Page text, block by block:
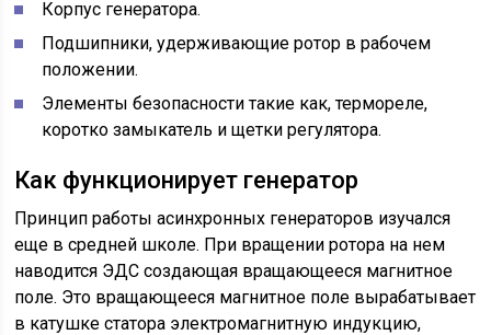
Корпус генератора.
Подшипники, удерживающие ротор в рабочем
положении.
Элементы безопасности такие как, термореле,
коротко замыкатель и щетки регулятора.
Как функционирует генератор
Принцип работы асинхронных генераторов изучался
еще в средней школе. При вращении ротора на нем
наводится ЭДС создающая вращающееся магнитное
поле. Это вращающееся магнитное поле вырабатывает
в катушке статора электромагнитную индукцию,